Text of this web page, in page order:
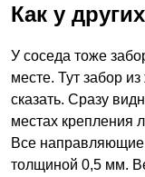
Как у
У соседа тоже
месте. Тут забор
сказать. Сразу
местах крепления
Все направляющие
толщиной 0,5 мм.